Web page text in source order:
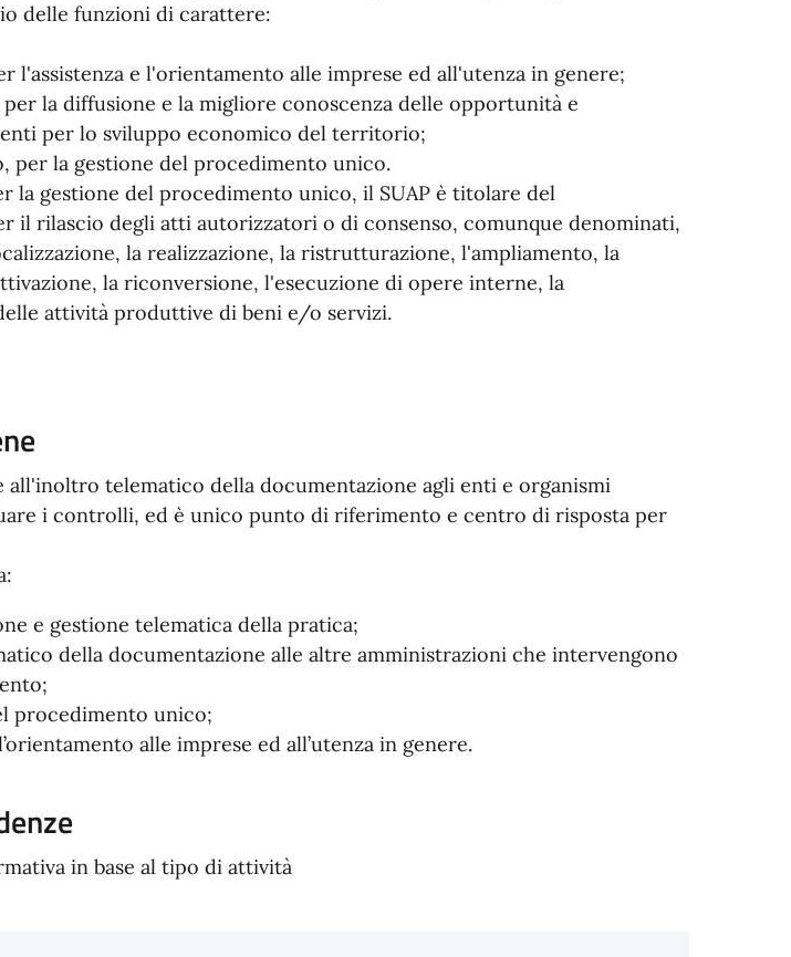
delle funzioni di carattere:
l'assistenza e l'orientamento alle imprese ed all'utenza in genere;
la diffusione e la migliore conoscenza delle opportunità e
per lo sviluppo economico del territorio;
per la gestione del procedimento unico.
la gestione del procedimento unico, il SUAP è titolare del
il rilascio degli atti autorizzatori o di consenso, comunque denominati,
la realizzazione, la ristrutturazione, l'ampliamento, la
la riconversione, l'esecuzione di opere interne, la
attività produttive di beni e/o servizi.
all'inoltro telematico della documentazione agli enti e organismi
i controlli, ed è unico punto di riferimento e centro di risposta per
e gestione telematica della pratica;
della documentazione alle altre amministrazioni che intervengono
procedimento unico;
alle imprese ed all’utenza in genere.
in base al tipo di attività